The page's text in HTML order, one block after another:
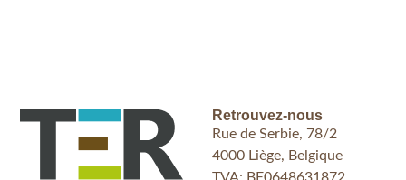
Retrouvez-nous
Rue de Serbie, 78/2
4000 Liège, Belgique